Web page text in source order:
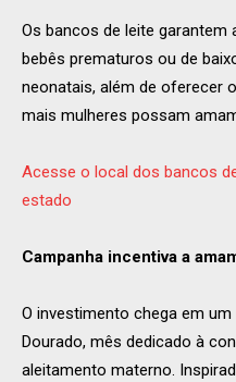
Os bancos de leite
bebês prematuros ou de
neonatais, além de oferecer
mais mulheres possam
Acesse o local dos bancos
estado
Campanha incentiva a
O investimento chega em
Dourado, mês dedicado à
aleitamento materno.